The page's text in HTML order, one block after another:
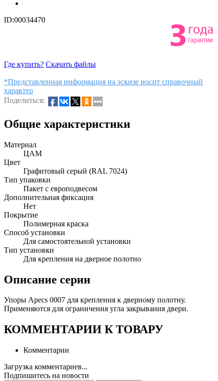
ID:00034470
Где купить? Скачать файлы
*Представленная информация на эскизе носит справочный
характер
Поделиться:
Общие характеристики
Материал
ЦАМ
Цвет
Графитовый серый (RAL 7024)
Тип упаковки
Пакет с европодвесом
Дополнительная фиксация
Нет
Покрытие
Полимерная краска
Способ установки
Для самостоятельной установки
Тип установки
Для крепления на дверное полотно
Описание серии
Упоры Apecs 0007 для крепления к дверному полотну.
Применяются для ограничения угла закрывания двери.
КОММЕНТАРИИ К ТОВАРУ
Комментарии
Загрузка комментариев...
Подпишитесь на новости